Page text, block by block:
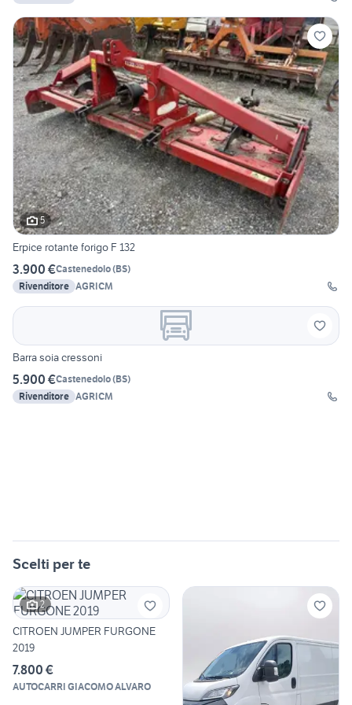
5
Erpice rotante forigo F 132
3.900 €Castenedolo(BS)
Rivenditore AGRICM
Barra soia cressoni
5.900 €Castenedolo(BS)
Rivenditore AGRICM
Scelti per te
2
CITROEN JUMPER FURGONE
2019
7.800 €
AUTOCARRI GIACOMO ALVARO